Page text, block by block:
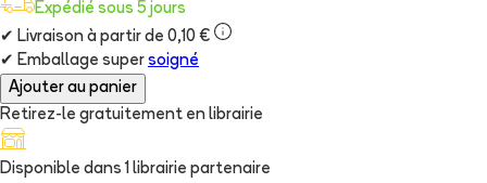
Expédié sous 5 jours
✔ Livraison à partir de 0,10 €
✔ Emballage super soigné
Ajouter au panier
Retirez-le gratuitement en librairie
Disponible dans 1 librairie partenaire